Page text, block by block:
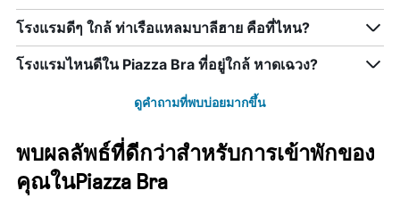
โรงแรมดีๆ ใกล้ ท่าเรือแหลมบาลีฮาย คือที่ไหน?
โรงแรมไหนดีใน Piazza Bra ที่อยู่ใกล้ หาดเฉวง?
ดูคำถามที่พบบ่อยมากขึ้น
พบผลลัพธ์ที่ดีกว่าสำหรับการเข้าพักของ
คุณในPiazza Bra